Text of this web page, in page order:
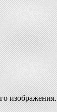
изображения.